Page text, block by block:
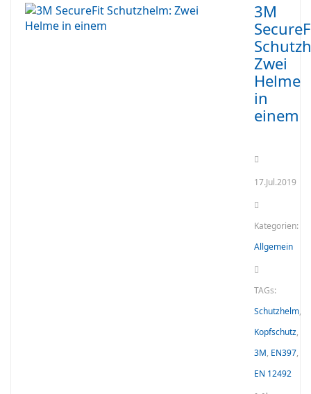
3M
Zwei
Helme
in
einem
17.Jul.2019
Kategorien:
Allgemein
TAGs:
Schutzhelm,
Kopfschutz,
3M, EN397,
EN 12492